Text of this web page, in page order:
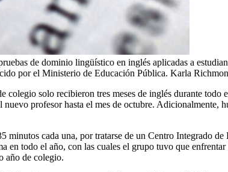
de dominio lingüístico en inglés aplicadas a
por el Ministerio de Educación Pública. Karla
colegio solo recibieron tres meses de inglés durante
profesor hasta el mes de octubre. Adicionalmente,
minutos cada una, por tratarse de un Centro Integrado
en todo el año, con las cuales el grupo tuvo que
año de colegio.